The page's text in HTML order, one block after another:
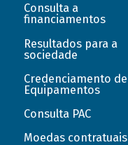
Consulta a
financiamentos
Resultados para a
sociedade
Credenciamento de
Equipamentos
Consulta PAC
Moedas contratuais